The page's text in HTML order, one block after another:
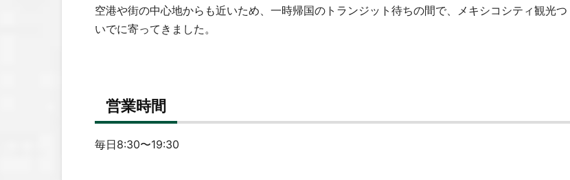
空港や街の中心地からも近いため、一時帰国のトランジット待ちの間で、メキシコシティ観光つ
いでに寄ってきました。
営業時間
毎日8:30〜19:30